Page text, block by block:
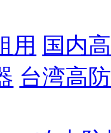
用 国内
台湾高